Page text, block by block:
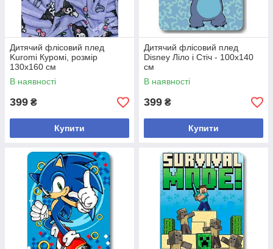
Дитячий флісовий плед
Kuromi Куромі, розмір
130х160 см
В наявності
399 ₴
Купити
Дитячий флісовий плед
Disney Ліло і Стіч - 100х140
см
В наявності
399 ₴
Купити